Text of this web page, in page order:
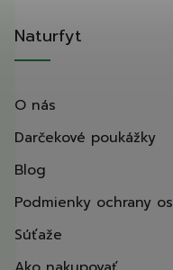
Naturfyt
O nás
Darčekové poukážky
Blog
Podmienky ochrany
Súťaže